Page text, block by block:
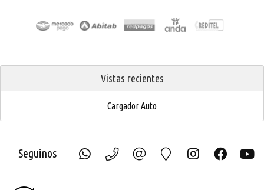
Vistas recientes
Cargador Auto
Seguinos